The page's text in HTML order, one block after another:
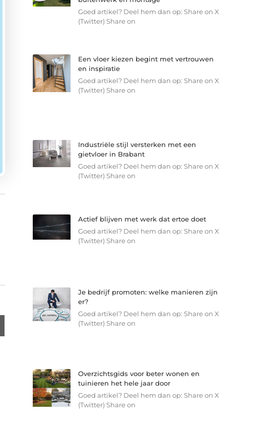
Goed artikel? Deel hem dan op: Share on X
(Twitter) Share on
Een vloer kiezen begint met vertrouwen
en inspiratie
Goed artikel? Deel hem dan op: Share on X
(Twitter) Share on
Industriële stijl versterken met een
gietvloer in Brabant
Goed artikel? Deel hem dan op: Share on X
(Twitter) Share on
Actief blijven met werk dat ertoe doet
Goed artikel? Deel hem dan op: Share on X
(Twitter) Share on
Je bedrijf promoten: welke manieren zijn
er?
Goed artikel? Deel hem dan op: Share on X
(Twitter) Share on
Overzichtsgids voor beter wonen en
tuinieren het hele jaar door
Goed artikel? Deel hem dan op: Share on X
(Twitter) Share on